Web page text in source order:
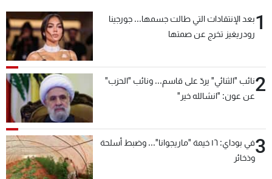
1بعد الإنتقادات التي طالت جسمها... جورجينا
رودريغيز تخرج عن صمتها
2نائب "الثنائي" يردّ على قاسم... ونائب "الحزب"
عن عون: "انشالله خير"
3
في بوداي: ١٦ خيمة "ماريجوانا"... وضبط أسلحة
وذخائر